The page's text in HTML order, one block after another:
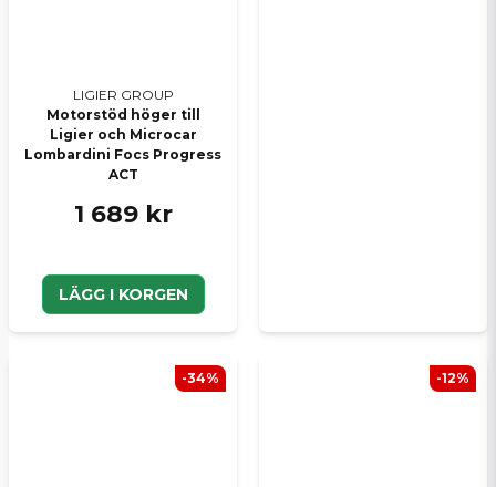
LIGIER GROUP
Motorstöd höger till
Ligier och Microcar
Lombardini Focs Progress
ACT
1 689 kr
LÄGG I KORGEN
-34% -12%